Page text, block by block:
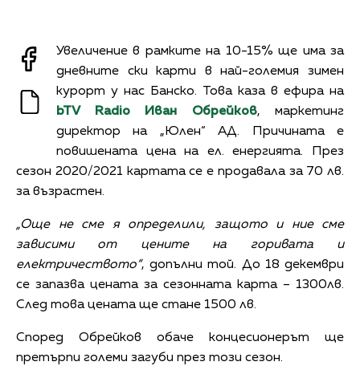
Увеличение в рамките на 10-15% ще има за
дневните ски карти в най-големия зимен
курорт у нас Банско. Това каза в ефира на
bTV Radio Иван Обрейков, маркетинг
директор на „Юлен“ АД. Причината е
повишената цена на ел. енергията. През
сезон 2020/2021 картата се е продавала за 70 лв.
за възрастен.
„Още не сме я определили, защото и ние сме
зависими от цените на горивата и
електричеството“, допълни той. До 18 декември
се запазва цената за сезонната карта – 1300лв.
След това цената ще стане 1500 лв.
Според Обрейков обаче концесионерът ще
претърпи големи загуби през този сезон.